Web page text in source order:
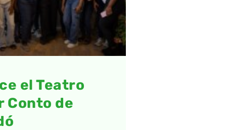
el Teatro
Conto de